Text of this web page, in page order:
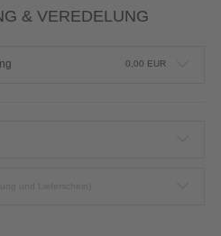
& VEREDELUNG
0,00 EUR